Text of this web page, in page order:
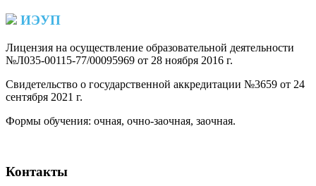
ИЭУП
Лицензия на осуществление образовательной деятельности
№Л035-00115-77/00095969 от 28 ноября 2016 г.
Свидетельство о государственной аккредитации №3659 от 24
сентября 2021 г.
Формы обучения: очная, очно-заочная, заочная.
Контакты